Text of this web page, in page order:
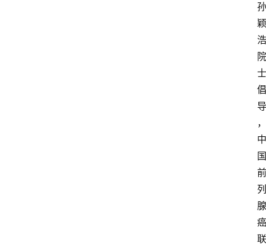
孙
颖
浩
院
士
倡
导
，
中
国
前
列
腺
癌
联